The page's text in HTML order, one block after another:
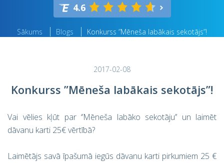
4.6
Sākums Blogs Konkurss ”Mēneša labākais sekotājs”!
2017-02-08
Konkurss ”Mēneša labākais sekotājs”!
Vai vēlies kļūt par ‘’Mēneša labāko sekotāju’’ un laimēt
dāvanu karti 25€ vērtībā?
Laimētājs savā īpašumā iegūs dāvanu karti pirkumiem 25 €